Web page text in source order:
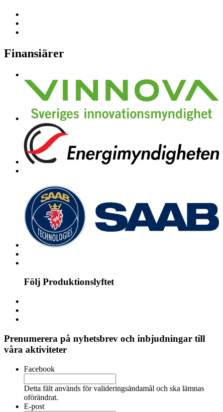
Finansiärer
Följ Produktionslyftet
Prenumerera på nyhetsbrev och inbjudningar till
våra aktiviteter
Facebook
Detta fält används för valideringsändamål och ska lämnas
oförändrat.
E-post